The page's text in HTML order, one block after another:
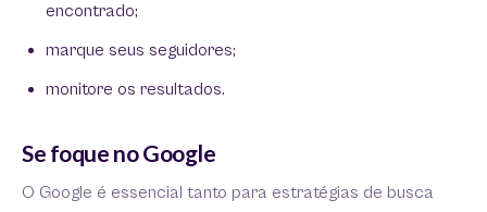
encontrado;
marque seus seguidores;
monitore os resultados.
Se foque no Google
O Google é essencial tanto para estratégias de busca